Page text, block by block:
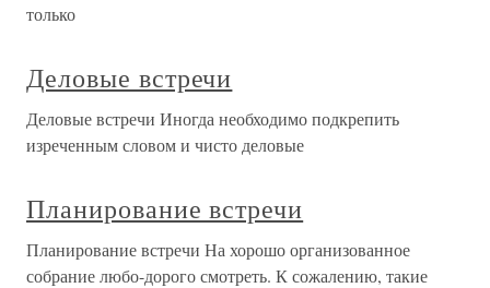
только
Деловые встречи
Деловые встречи Иногда необходимо подкрепить
изреченным словом и чисто деловые
Планирование встречи
Планирование встречи На хорошо организованное
собрание любо-дорого смотреть. К сожалению, такие